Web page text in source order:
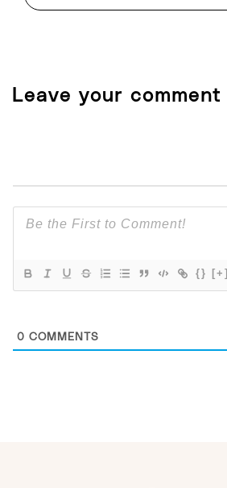
Leave your comment
{} [+]
0 COMMENTS